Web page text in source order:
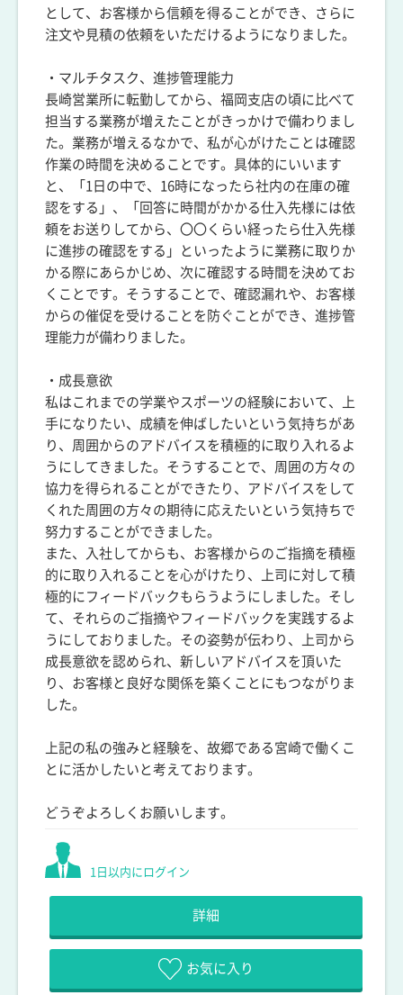
として、お客様から信頼を得ることができ、さらに
注文や見積の依頼をいただけるようになりました。
・マルチタスク、進捗管理能力
長崎営業所に転勤してから、福岡支店の頃に比べて
担当する業務が増えたことがきっかけで備わりまし
た。業務が増えるなかで、私が心がけたことは確認
作業の時間を決めることです。具体的にいいます
と、「1日の中で、16時になったら社内の在庫の確
認をする」、「回答に時間がかかる仕入先様には依
頼をお送りしてから、〇〇くらい経ったら仕入先様
に進捗の確認をする」といったように業務に取りか
かる際にあらかじめ、次に確認する時間を決めてお
くことです。そうすることで、確認漏れや、お客様
からの催促を受けることを防ぐことができ、進捗管
理能力が備わりました。
・成長意欲
私はこれまでの学業やスポーツの経験において、上
手になりたい、成績を伸ばしたいという気持ちがあ
り、周囲からのアドバイスを積極的に取り入れるよ
うにしてきました。そうすることで、周囲の方々の
協力を得られることができたり、アドバイスをして
くれた周囲の方々の期待に応えたいという気持ちで
努力することができました。
また、入社してからも、お客様からのご指摘を積極
的に取り入れることを心がけたり、上司に対して積
極的にフィードバックもらうようにしました。そし
て、それらのご指摘やフィードバックを実践するよ
うにしておりました。その姿勢が伝わり、上司から
成長意欲を認められ、新しいアドバイスを頂いた
り、お客様と良好な関係を築くことにもつながりま
した。
上記の私の強みと経験を、故郷である宮崎で働くこ
とに活かしたいと考えております。
どうぞよろしくお願いします。
1日以内にログイン
詳細
お気に入り